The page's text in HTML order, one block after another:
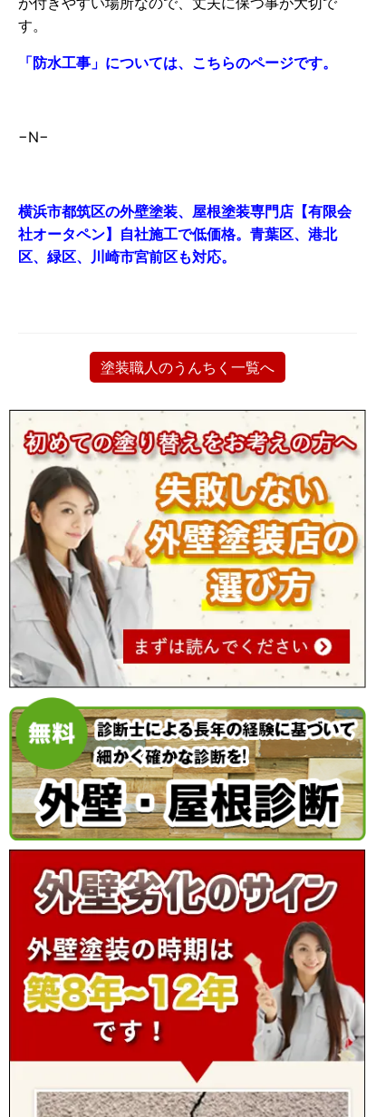
す。
「防水工事」については、こちらのページです。
−N−
横浜市都筑区の外壁塗装、屋根塗装専門店【有限会
社オータペン】自社施工で低価格。青葉区、港北
区、緑区、川崎市宮前区も対応。
塗装職人のうんちく一覧へ